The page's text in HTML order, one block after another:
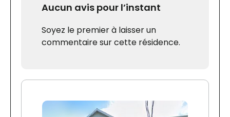
Aucun avis pour l’instant
Soyez le premier à laisser un
commentaire sur cette résidence.